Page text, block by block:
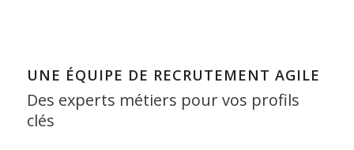
UNE ÉQUIPE DE RECRUTEMENT AGILE
Des experts métiers pour vos profils
clés